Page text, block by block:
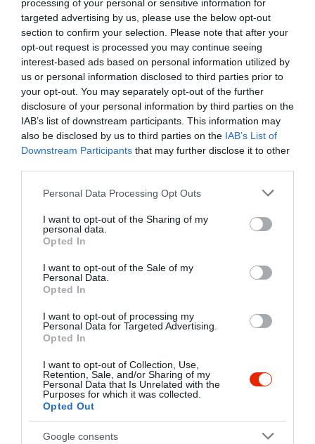
processing of your personal or sensitive information for
targeted advertising by us, please use the below opt-out
section to confirm your selection. Please note that after your
opt-out request is processed you may continue seeing
interest-based ads based on personal information utilized by
us or personal information disclosed to third parties prior to
your opt-out. You may separately opt-out of the further
disclosure of your personal information by third parties on the
IAB’s list of downstream participants. This information may
also be disclosed by us to third parties on the IAB’s List of
Downstream Participants that may further disclose it to other
Please note that this website/app uses one or more Google
not limited to your visit or usage behaviour. You may click to
grant or deny consent to Google and its third-party tags to
use your data for below specified purposes in below Google
consent section.
Personal Data Processing Opt Outs
I want to opt-out of the Sharing of my
personal data.
Opted In
I want to opt-out of the Sale of my
Personal Data.
Opted In
I want to opt-out of processing my
Personal Data for Targeted Advertising.
Opted In
I want to opt-out of Collection, Use,
Retention, Sale, and/or Sharing of my
Personal Data that Is Unrelated with the
Purposes for which it was collected.
Opted Out
Google consents
Értékelések Értékeld Te is
3.0
Összesen 5
2 2
Alföldi István
2020. Február 13.
,gyors kiszolgálás,izletes
Jelentés